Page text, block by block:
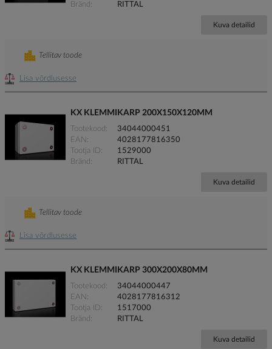
Bränd
RITTAL
Kuva detailid
Lisa võrdlusesse
Tellitav toode
KX KLEMMIKARP 200X150X120MM
Tootekood
34044000451
EAN
4028177816350
Tootja ID
1529000
Bränd
RITTAL
Kuva detailid
Lisa võrdlusesse
Tellitav toode
KX KLEMMIKARP 300X200X80MM
Tootekood
34044000447
EAN
4028177816312
Tootja ID
1517000
Bränd
RITTAL
Kuva detailid